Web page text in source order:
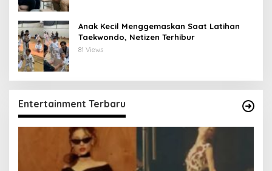
Anak Kecil Menggemaskan Saat Latihan
Taekwondo, Netizen Terhibur
81 Views
Entertainment Terbaru